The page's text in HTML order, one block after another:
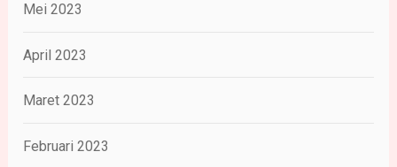
Mei 2023
April 2023
Maret 2023
Februari 2023